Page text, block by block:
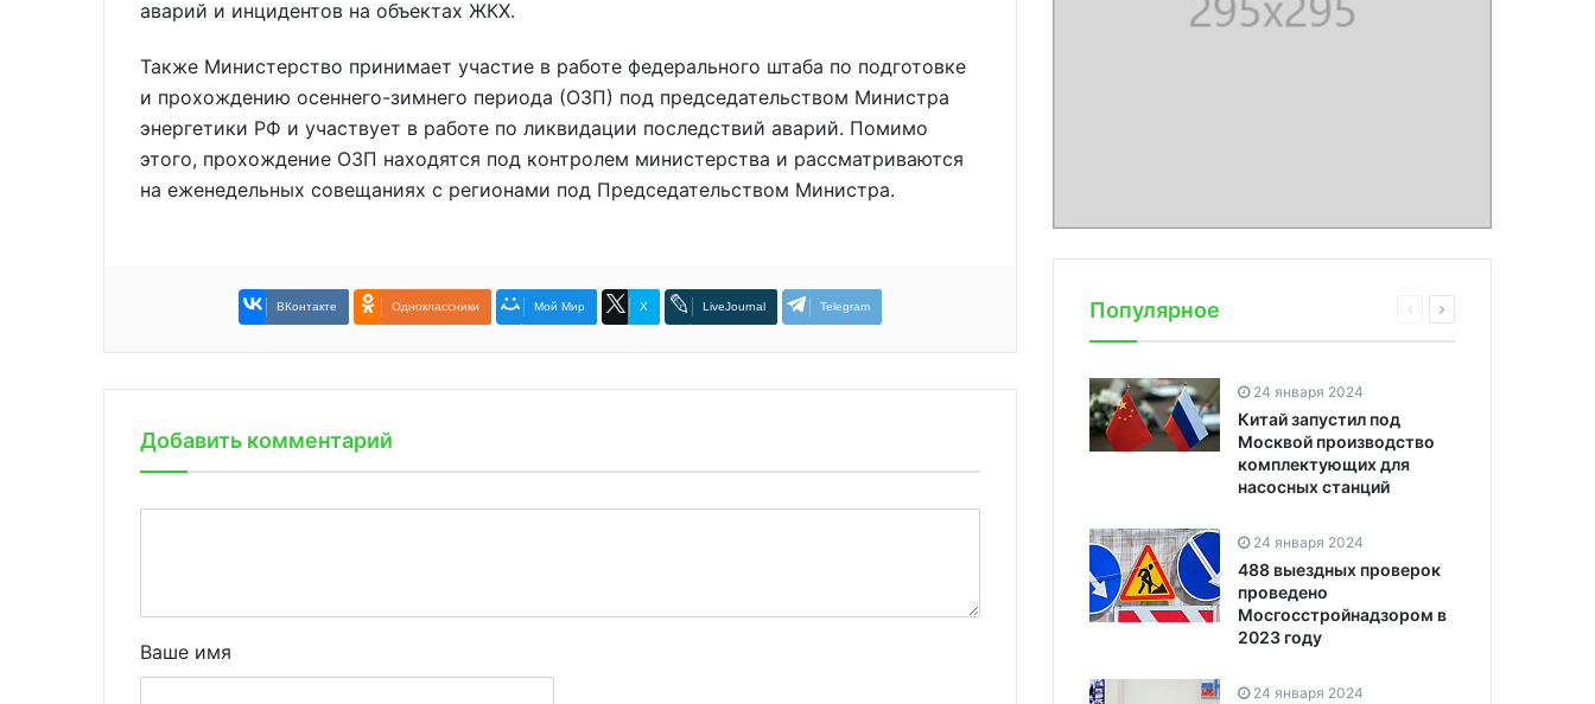
аварий и инцидентов на объектах ЖКХ.
Также Министерство принимает участие в работе федерального штаба по подготовке
и прохождению осеннего-зимнего периода (ОЗП) под председательством Министра
энергетики РФ и участвует в работе по ликвидации последствий аварий. Помимо
этого, прохождение ОЗП находятся под контролем министерства и рассматриваются
на еженедельных совещаниях с регионами под Председательством Министра.
ВКонтакте Одноклассники Мой Мир X LiveJournal Telegram
Добавить комментарий
Ваше имя
Популярное
24 января 2024
Китай запустил под
Москвой производство
комплектующих для
насосных станций
24 января 2024
488 выездных проверок
проведено
Мосгосстройнадзором в
2023 году
24 января 2024